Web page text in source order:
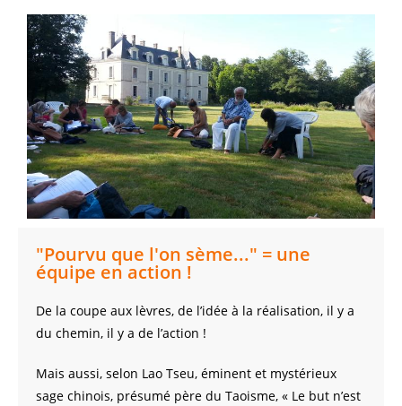
"Pourvu que l'on sème..." = une
équipe en action !
De la coupe aux lèvres, de l’idée à la réalisation, il y a
du chemin, il y a de l’action !
Mais aussi, selon Lao Tseu, éminent et mystérieux
sage chinois, présumé père du Taoisme, « Le but n’est